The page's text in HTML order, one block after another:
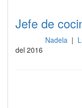
Jefe de
Nadela |
del 2016